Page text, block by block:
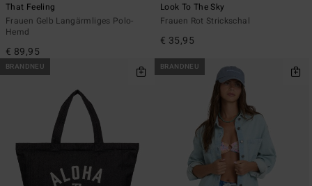
That Feeling
Frauen Gelb Langärmliges Polo-
Hemd
€ 89,95
Look To The Sky
Frauen Rot Strickschal
€ 35,95
BRANDNEU BRANDNEU